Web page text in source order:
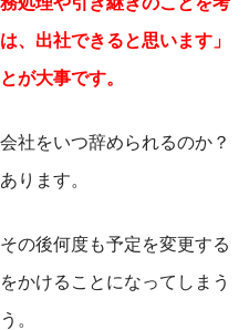
、出社できると思います」
が大事です。
社をいつ辞められるのか？
ります。
の後何度も予定を変更する
かけることになってしまう
。